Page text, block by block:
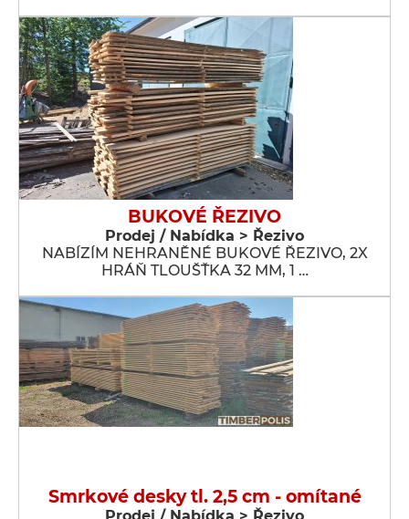
BUKOVÉ ŘEZIVO
Prodej / Nabídka > Řezivo
NABÍZÍM NEHRANĚNÉ BUKOVÉ ŘEZIVO, 2X
HRÁŇ TLOUŠŤKA 32 MM, 1 …
Smrkové desky tl. 2,5 cm - omítané